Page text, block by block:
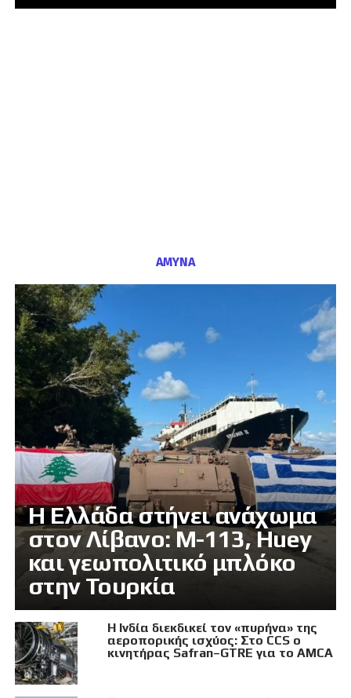
ΑΜΥΝΑ
Η Ελλάδα στήνει ανάχωμα
στον Λίβανο: M-113, Huey
και γεωπολιτικό μπλόκο
στην Τουρκία
Η Ινδία διεκδικεί τον «πυρήνα» της
αεροπορικής ισχύος: Στο CCS ο
κινητήρας Safran–GTRE για το AMCA